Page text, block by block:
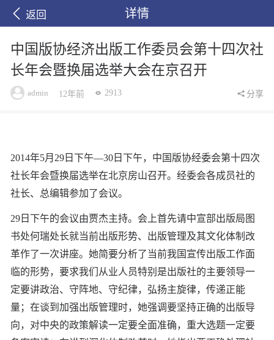
返回 详情
中国版协经济出版工作委员会第十四次社
长年会暨换届选举大会在京召开
admin 12年前 2913 分享
2014年5月29日下午—30日下午，中国版协经委会第十四次
社长年会暨换届选举在北京房山召开。经委会各成员社的
社长、总编辑参加了会议。
29日下午的会议由贾杰主持。会上首先请中宣部出版局图
书处何瑞处长就当前出版形势、出版管理及其文化体制改
革作了一次讲座。她简要分析了当前我国宣传出版工作面
临的形势，要求我们从业人员特别是出版社的主要领导一
定要讲政治、守阵地、守纪律，弘扬主旋律，传递正能
量；在谈到加强出版管理时，她强调要坚持正确的出版导
向，对中央的政策解读一定要全面准确，重大选题一定要